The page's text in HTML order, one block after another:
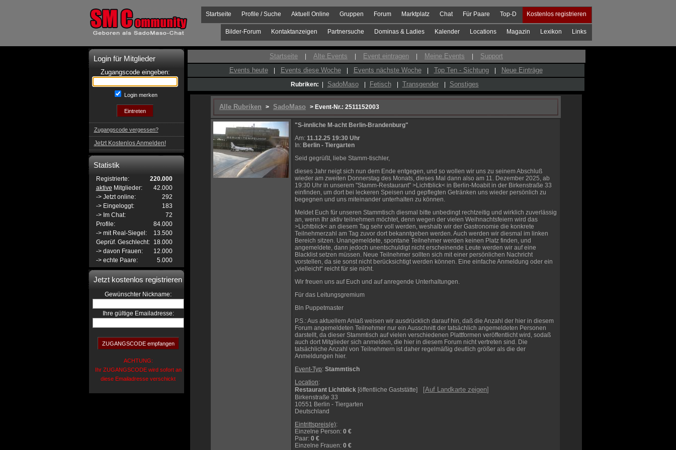
Kostenlos registrieren
Top-D
Für Paare
Chat
Marktplatz
Forum
Gruppen
Aktuell Online
Profile / Suche
Startseite
Links
Lexikon
Magazin
Locations
Kalender
Dominas & Ladies
Partnersuche
Kontaktanzeigen
Bilder-Forum
Login für Mitglieder
Zugangscode eingeben:
Login merken
Zugangscode vergessen?
Jetzt Kostenlos Anmelden!
Statistik
Registrierte:
220.000
aktive Mitglieder:
42.000
-> Jetzt online:
292
-> Eingeloggt:
183
-> Im Chat:
72
Profile:
84.000
-> mit Real-Siegel:
13.500
Geprüf. Geschlecht:
18.000
-> davon Frauen:
12.000
-> echte Paare:
5.000
Jetzt kostenlos registrieren
Gewünschter Nickname:
Ihre gültige Emailadresse:
ACHTUNG:
Ihr ZUGANGSCODE wird sofort an
diese Emailadresse verschickt
Startseite Alte Events Event eintragen Meine Events
Support
Events heute
Events diese Woche Events nächste Woche Top Ten - Sichtung Neue Einträge
Rubriken: SadoMaso Fetisch Transgender Sonstiges
Alle Rubriken > SadoMaso > Event-Nr.: 2511152003
"S-innliche M-acht Berlin-Brandenburg"
Am: 11.12.25 19:30 Uhr
In: Berlin - Tiergarten
Seid gegrüßt, liebe Stamm-tischler,
dieses Jahr neigt sich nun dem Ende entgegen, und so wollen wir uns zu seinem Abschluß
wieder am zweiten Donnerstag des Monats, dieses Mal dann also am 11. Dezember 2025, ab
19:30 Uhr in unserem "Stamm-Restaurant" >Lichtblick< in Berlin-Moabit in der Birkenstraße 33
einfinden, um dort bei leckeren Speisen und gepflegten Getränken uns wieder persönlich zu
begegnen und uns miteinander unterhalten zu können.
Meldet Euch für unseren Stammtisch diesmal bitte unbedingt rechtzeitig und wirklich zuverlässig
an, wenn Ihr aktiv teilnehmen möchtet, denn wegen der vielen Weihnachtsfeiern wird das
>Lichtblick< an diesem Tag sehr voll werden, weshalb wir der Gastronomie die konkrete
Teilnehmerzahl am Tag zuvor dort bekanntgeben werden. Auch werden wir diesmal im linken
Bereich sitzen. Unangemeldete, spontane Teilnehmer werden keinen Platz finden, und
angemeldete, dann jedoch unentschuldigt nicht erscheinende Leute werden wir auf eine
Blacklist setzen müssen. Neue Teilnehmer sollten sich mit einer persönlichen Nachricht
vorstellen, da sie sonst nicht berücksichtigt werden können. Eine einfache Anmeldung oder ein
„vielleicht“ reicht für sie nicht.
Wir freuen uns auf Euch und auf anregende Unterhaltungen.
Für das Leitungsgremium
Bln Puppetmaster
P.S.: Aus aktuellem Anlaß weisen wir ausdrücklich darauf hin, daß die Anzahl der hier in diesem
Forum angemeldeten Teilnehmer nur ein Ausschnitt der tatsächlich angemeldeten Personen
darstellt, da dieser Stammtisch auf vielen verschiedenen Plattformen veröffentlicht wird, sodaß
auch dort Mitglieder sich anmelden, die hier in diesem Forum nicht vertreten sind. Die
tatsächliche Anzahl von Teilnehmern ist daher regelmäßig deutlich größer als die der
Anmeldungen hier.
Event-Typ: Stammtisch
Location:
Restaurant Lichtblick [öffentliche Gaststätte] [Auf Landkarte zeigen]
Birkenstraße 33
10551 Berlin - Tiergarten
Deutschland
Eintrittspreis(e):
Einzelne Person: 0 €
Paar: 0 €
Einzelne Frauen: 0 €